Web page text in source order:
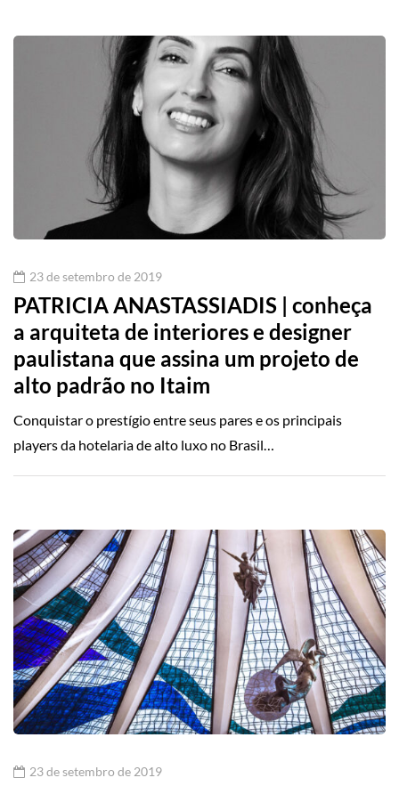
23 de setembro de 2019
PATRICIA ANASTASSIADIS | conheça
a arquiteta de interiores e designer
paulistana que assina um projeto de
alto padrão no Itaim
Conquistar o prestígio entre seus pares e os principais
players da hotelaria de alto luxo no Brasil…
23 de setembro de 2019